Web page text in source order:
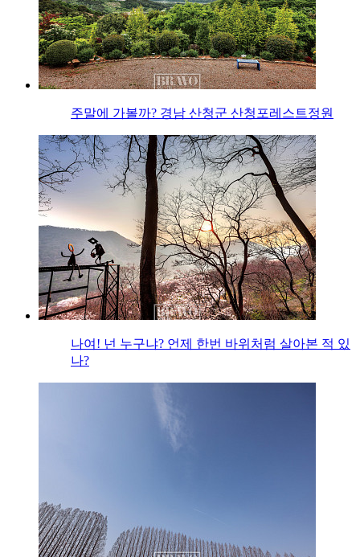
주말에 가볼까? 경남 산청군 산청포레스트정원
나여! 넌 누구냐? 언제 한번 바위처럼 살아본 적 있
나?